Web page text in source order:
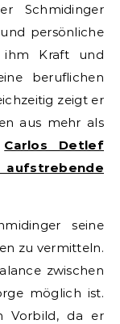
Schmidinger
persönliche
ihm Kraft und
beruflichen
zeigt er
aus mehr als
Carlos Detlef
seine
zu vermitteln.
zwischen
möglich ist.
Vorbild, da er